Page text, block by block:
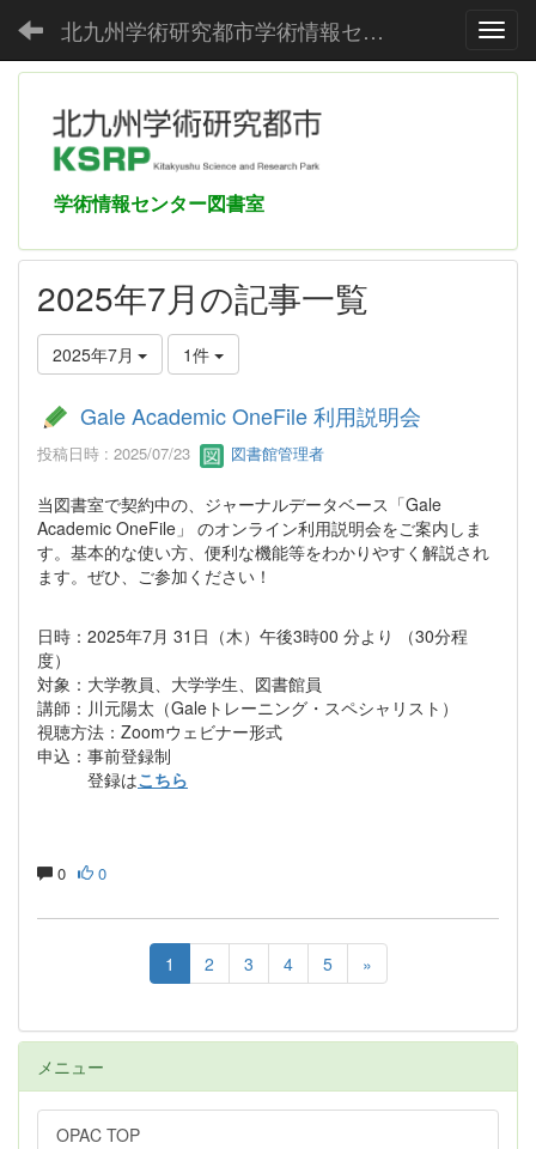
北九州学術研究都市学術情報センター
学術情報センター図書室
2025年7月の記事一覧
2025年7月 1件
Gale Academic OneFile 利用説明会
投稿日時 : 2025/07/23 図書館管理者
当図書室で契約中の、ジャーナルデータベース「Gale
Academic OneFile」 のオンライン利用説明会をご案内しま
す。基本的な使い方、便利な機能等をわかりやすく解説され
ます。ぜひ、ご参加ください！
日時：2025年7月 31日（木）午後3時00 分より （30分程
度）
対象：大学教員、大学学生、図書館員
講師：川元陽太（Galeトレーニング・スペシャリスト）
視聴方法：Zoomウェビナー形式
申込：事前登録制
登録はこちら
0 0
1 2 3 4 5 »
メニュー
OPAC TOP